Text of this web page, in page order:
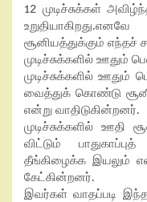
12 முடிச்சுக்கள்
சூனியத்துக்கும்
முடிச்சுக்களில் ஊதும்
முடிச்சுக்களில்
வைத்துக் கொண்டு
என்று வாதிடுகின்றனர்.
முடிச்சுக்களில்
விட்டும்
தீங்கிழைக்க இயலும்
கேட்கின்றனர்.
இவர்கள் வாதப்படி